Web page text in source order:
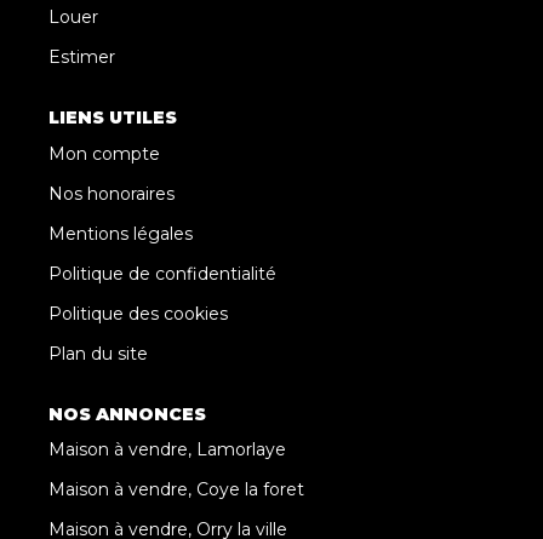
Louer
Estimer
LIENS UTILES
Mon compte
Nos honoraires
Mentions légales
Politique de confidentialité
Politique des cookies
Plan du site
NOS ANNONCES
Maison à vendre, Lamorlaye
Maison à vendre, Coye la foret
Maison à vendre, Orry la ville